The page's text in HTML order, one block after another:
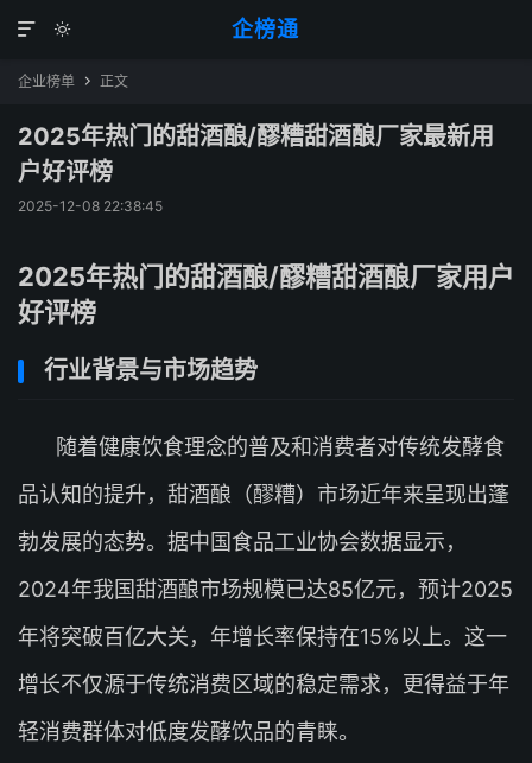
企榜通


企业榜单  正文
2025年热门的甜酒酿/醪糟甜酒酿厂家最新用
户好评榜
2025-12-08 22:38:45
2025年热门的甜酒酿/醪糟甜酒酿厂家用户
好评榜
行业背景与市场趋势
随着健康饮食理念的普及和消费者对传统发酵食
品认知的提升，甜酒酿（醪糟）市场近年来呈现出蓬
勃发展的态势。据中国食品工业协会数据显示，
2024年我国甜酒酿市场规模已达85亿元，预计2025
年将突破百亿大关，年增长率保持在15%以上。这一
增长不仅源于传统消费区域的稳定需求，更得益于年
轻消费群体对低度发酵饮品的青睐。